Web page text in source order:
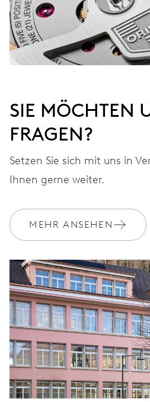
SIE MÖCHTEN
FRAGEN?
Setzen Sie sich mit uns in
Ihnen gerne weiter.
MEHR ANSEHEN